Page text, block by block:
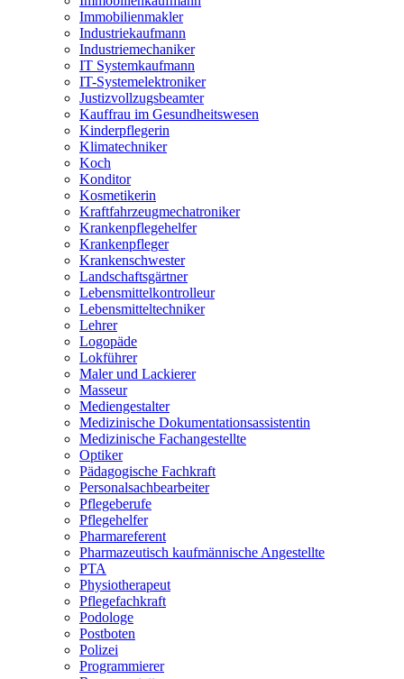
Immobilienmakler
Industriekaufmann
Industriemechaniker
IT Systemkaufmann
IT-Systemelektroniker
Justizvollzugsbeamter
Kauffrau im Gesundheitswesen
Kinderpflegerin
Klimatechniker
Koch
Konditor
Kosmetikerin
Kraftfahrzeugmechatroniker
Krankenpflegehelfer
Krankenpfleger
Krankenschwester
Landschaftsgärtner
Lebensmittelkontrolleur
Lebensmitteltechniker
Lehrer
Logopäde
Lokführer
Maler und Lackierer
Masseur
Mediengestalter
Medizinische Dokumentationsassistentin
Medizinische Fachangestellte
Optiker
Pädagogische Fachkraft
Personalsachbearbeiter
Pflegeberufe
Pflegehelfer
Pharmareferent
Pharmazeutisch kaufmännische Angestellte
PTA
Physiotherapeut
Pflegefachkraft
Podologe
Postboten
Polizei
Programmierer